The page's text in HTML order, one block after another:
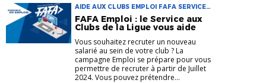
AIDE AUX CLUBS EMPLOI FAFA SERVICE
FAFA Emploi : le Service aux
Clubs de la Ligue vous aide
Vous souhaitez recruter un nouveau
salarié au sein de votre club ? La
campagne Emploi se prépare pour vous
permettre de recruter à partir de Juillet
2024. Vous pouvez prétendre...